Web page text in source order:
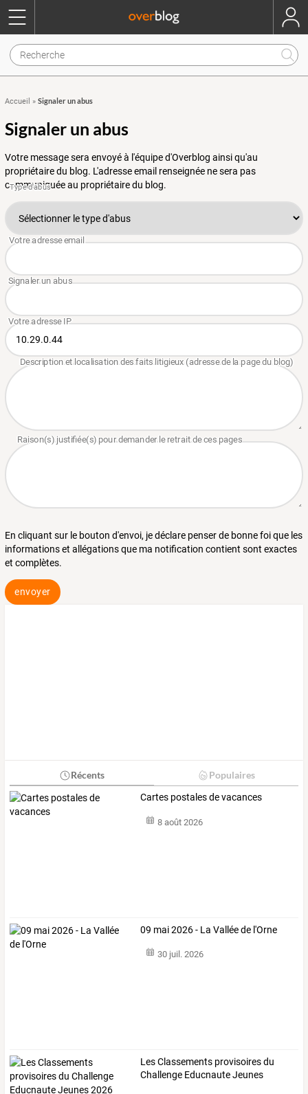
Accueil » Signaler un abus
Signaler un abus
Votre message sera envoyé à l'équipe d'Overblog ainsi qu'au
propriétaire du blog. L'adresse email renseignée ne sera pas
communiquée au propriétaire du blog.
En cliquant sur le bouton d'envoi, je déclare penser de bonne foi que les
informations et allégations que ma notification contient sont exactes
et complètes.
envoyer
Récents Populaires
Cartes postales de vacances
8 août 2026
09 mai 2026 - La Vallée de l'Orne
30 juil. 2026
LesClassements provisoiresdu
Challenge EducnauteJeunes